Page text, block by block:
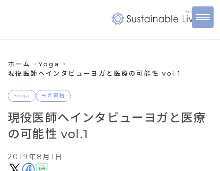
ホーム
Yoga
現役医師へインタビューヨガと医療の可能性 vol.1
Yoga ヨガ資格
現役医師へインタビューヨガと医療
の可能性 vol.1
2019年8月1日